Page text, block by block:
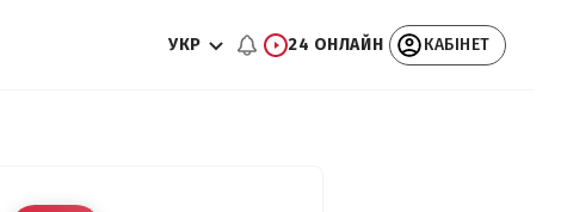
УКР 24 ОНЛАЙН КАБІНЕТ